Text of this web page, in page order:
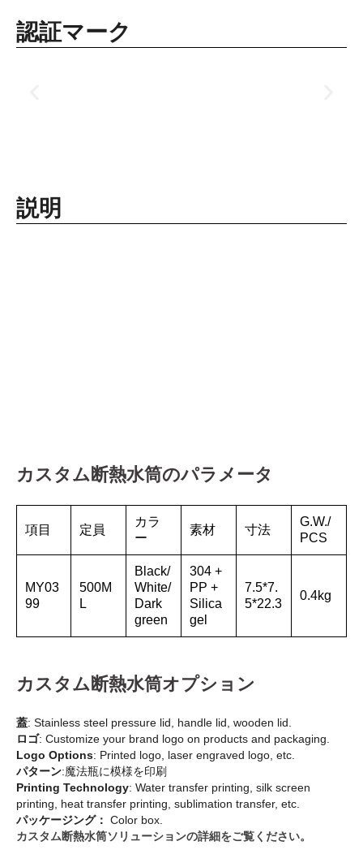
認証マーク
説明
カスタム断熱水筒のパラメータ
項目 定員
カラ
ー
素材 寸法
G.W./
PCS
MY03
99
500M
L
Black/
White/
Dark
green
304 +
PP +
Silica
gel
7.5*7.
5*22.3
0.4kg
カスタム断熱水筒オプション
蓋: Stainless steel pressure lid, handle lid, wooden lid.
ロゴ: Customize your brand logo on products and packaging.
Logo Options: Printed logo, laser engraved logo, etc.
パターン:魔法瓶に模様を印刷
Printing Technology: Water transfer printing, silk screen
printing, heat transfer printing, sublimation transfer, etc.
パッケージング： Color box.
カスタム断熱水筒ソリューションの詳細をご覧ください。